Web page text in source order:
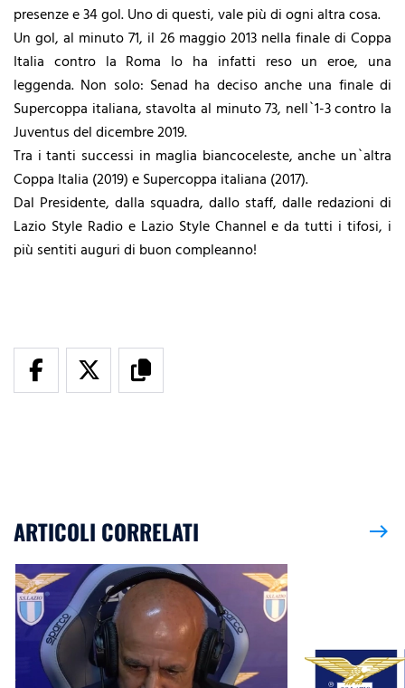
presenze e 34 gol. Uno di questi, vale più di ogni altra cosa.
Un gol, al minuto 71, il 26 maggio 2013 nella finale di Coppa
Italia contro la Roma lo ha infatti reso un eroe, una
leggenda. Non solo: Senad ha deciso anche una finale di
Supercoppa italiana, stavolta al minuto 73, nell`1-3 contro la
Juventus del dicembre 2019.
Tra i tanti successi in maglia biancoceleste, anche un`altra
Coppa Italia (2019) e Supercoppa italiana (2017).
Dal Presidente, dalla squadra, dallo staff, dalle redazioni di
Lazio Style Radio e Lazio Style Channel e da tutti i tifosi, i
più sentiti auguri di buon compleanno!
ARTICOLI CORRELATI east